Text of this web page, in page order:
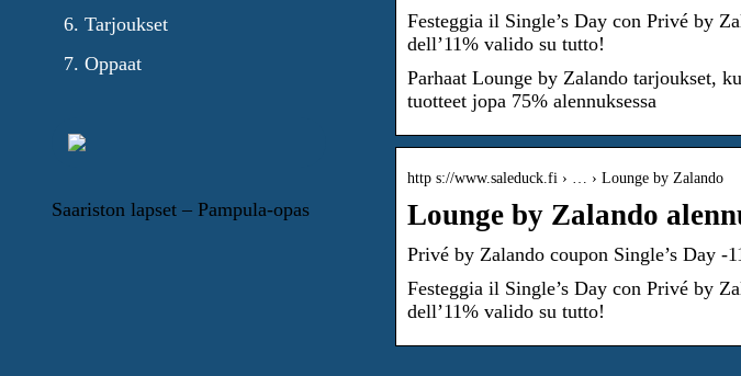
Festeggia il Single’s Day con Privé by
dell’11% valido su tutto!
Parhaat Lounge by Zalando tarjoukset,
tuotteet jopa 75% alennuksessa
http s://www.saleduck.fi › … › Lounge by Zalando
Lounge by Zalando
Privé by Zalando coupon Single’s Day -
Festeggia il Single’s Day con Privé by
dell’11% valido su tutto!
Tarjoukset
Oppaat
Saariston lapset – Pampula-opas